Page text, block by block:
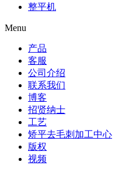
整平机
Menu
产品
客服
公司介绍
联系我们
博客
招贤纳士
工艺
矫平去毛刺加工中心
版权
视频